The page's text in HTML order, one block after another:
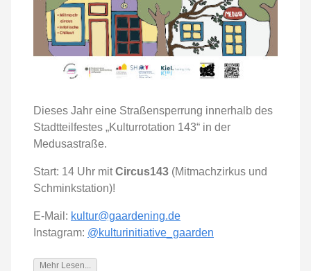
Dieses Jahr eine Straßensperrung innerhalb des
Stadtteilfestes „Kulturrotation 143“ in der
Medusastraße.
Start: 14 Uhr mitCircus143 (Mitmachzirkus und
Schminkstation)!
E-Mail: kultur@gaardening.de
Instagram: @kulturinitiative_gaarden
Mehr Lesen...